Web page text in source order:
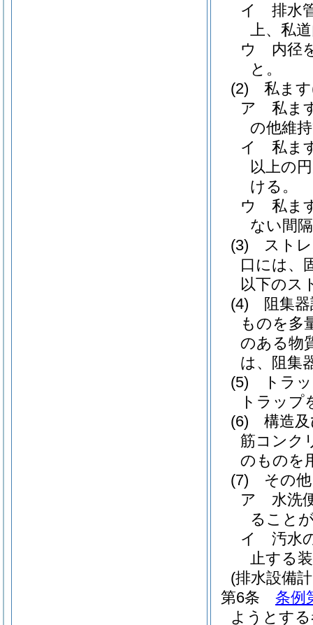
イ
排水
上、私
ウ
内径
と。
(2)
私ます
ア
私ま
の他維
イ
私ま
以上の
ける。
ウ
私ま
ない間
(3)
スト
口には、
以下のス
(4)
阻集
ものを多
のある物
は、阻集
(5)
トラ
トラップ
(6)
構造
筋コンク
のものを
(7)
その他
ア
水洗
ること
イ
汚水
止する
(排水設備
第6条
条例
ようとす